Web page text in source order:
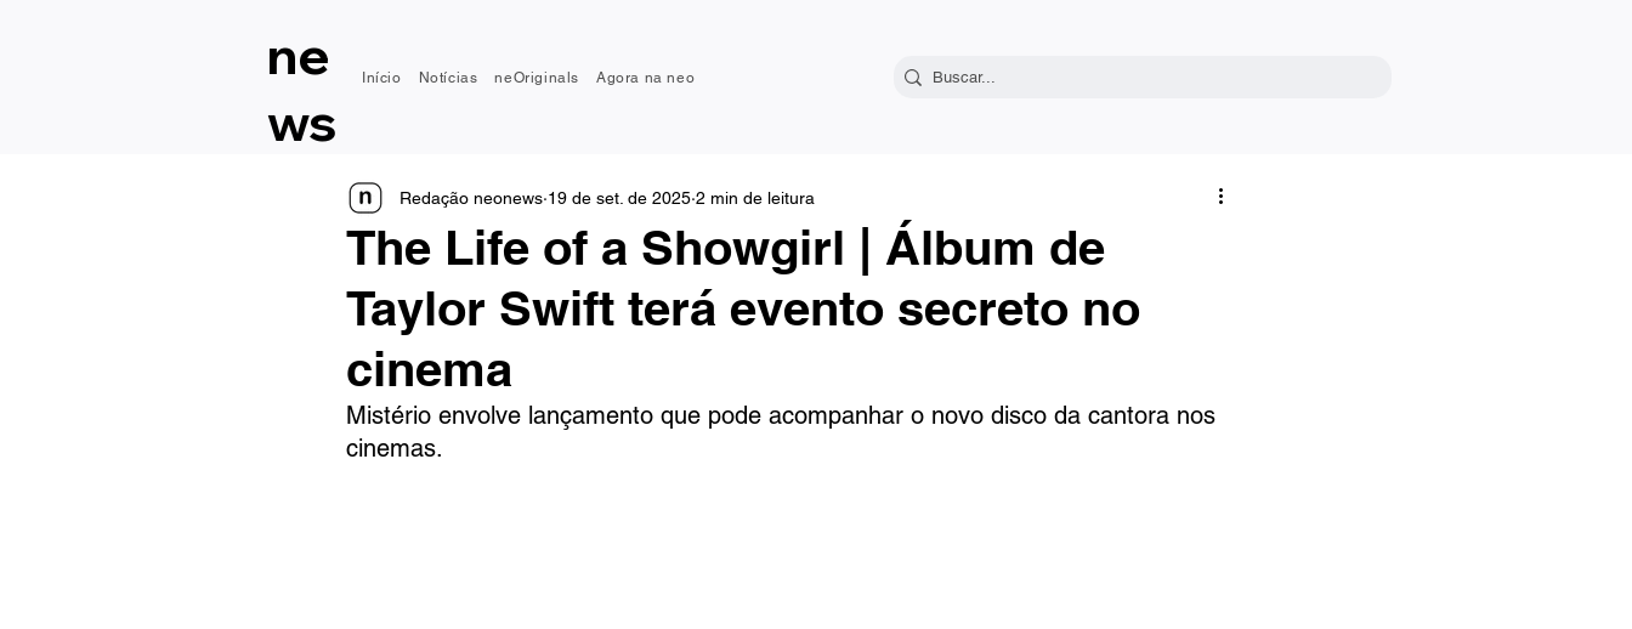
ne
ws
Início Notícias neOriginals Agora na neo
The Life of a Showgirl | Álbum de
Taylor Swift terá evento secreto no
cinema
Redação neonews 19 de set. de 2025 2 min de leitura
Mistério envolve lançamento que pode acompanhar o novo disco da cantora nos
cinemas.